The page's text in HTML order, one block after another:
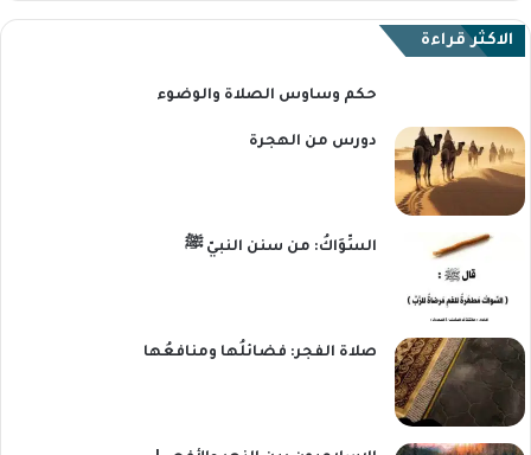
الاكثر قراءة
حكم وساوس الصلاة والوضوء
دورس من الهجرة
السِّوَاكُ: من سنن النبيّ ﷺ
صلاة الفجر: فضائلُها ومنافعُها